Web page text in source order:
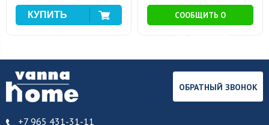
СООБЩИТЬ О
+7 965 431-31-11
ОБРАТНЫЙ ЗВОНОК